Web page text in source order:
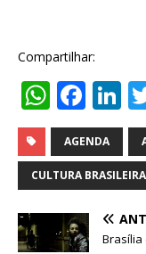
Compartilhar:
W
h
at
s
A
p
F
a
c
e
b
o
Li
n
k
e
dI
n
AGENDA
CULTURA BRASILEIRA
Brasília